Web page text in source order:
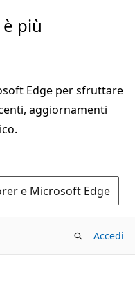
più
Edge per sfruttare
aggiornamenti
e Microsoft Edge
Accedi